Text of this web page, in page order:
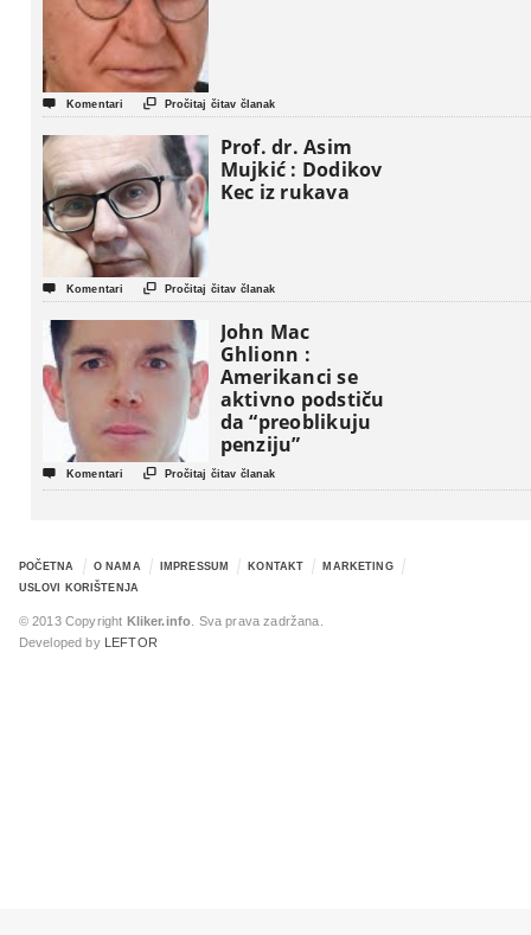
 Komentari  Pročitaj čitav članak
Prof. dr. Asim
Mujkić : Dodikov
Kec iz rukava
 Komentari  Pročitaj čitav članak
John Mac
Ghlionn :
Amerikanci se
aktivno podstiču
da “preoblikuju
penziju”
 Komentari  Pročitaj čitav članak
POČETNA O NAMA IMPRESSUM KONTAKT
MARKETING
USLOVI KORIŠTENJA
© 2013 Copyright Kliker.info . Sva prava zadržana.
Developed by
LEFTOR